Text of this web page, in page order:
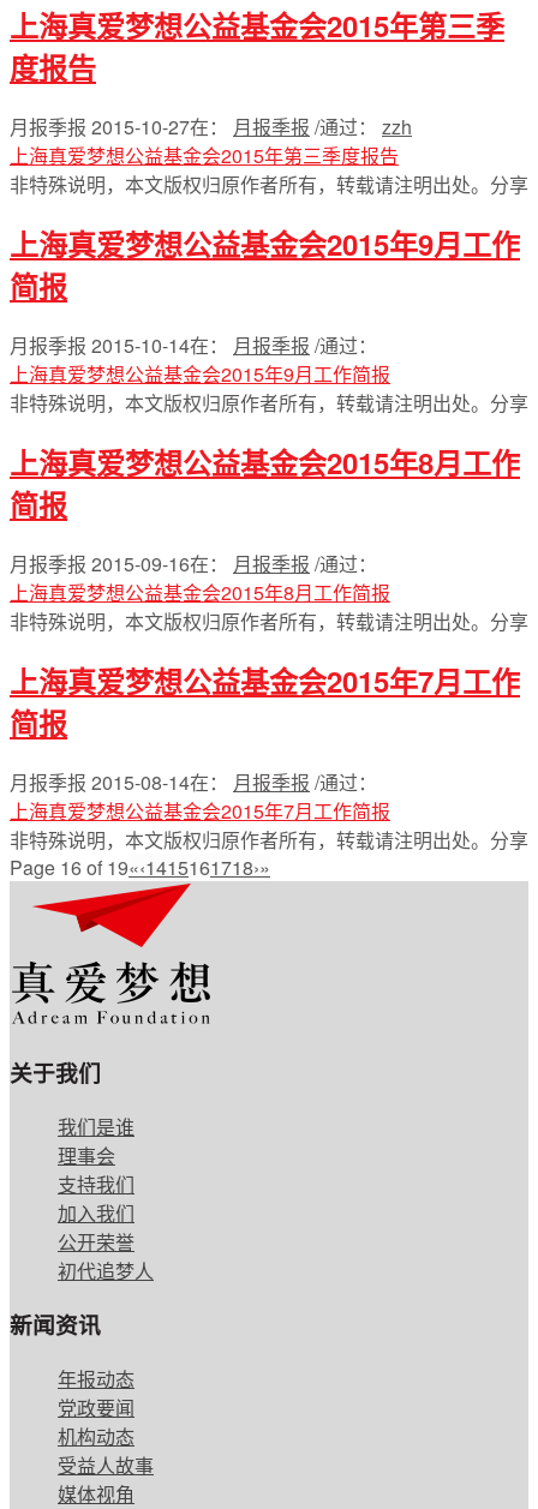
上海真爱梦想公益基金会2015年第三季
度报告
月报季报 2015-10-27在： 月报季报 /通过： zzh
上海真爱梦想公益基金会2015年第三季度报告
非特殊说明，本文版权归原作者所有，转载请注明出处。 分享
上海真爱梦想公益基金会2015年9月工作
简报
月报季报 2015-10-14在： 月报季报 /通过：
上海真爱梦想公益基金会2015年9月工作简报
非特殊说明，本文版权归原作者所有，转载请注明出处。 分享
上海真爱梦想公益基金会2015年8月工作
简报
月报季报 2015-09-16在： 月报季报 /通过：
上海真爱梦想公益基金会2015年8月工作简报
非特殊说明，本文版权归原作者所有，转载请注明出处。 分享
上海真爱梦想公益基金会2015年7月工作
简报
月报季报 2015-08-14在： 月报季报 /通过：
上海真爱梦想公益基金会2015年7月工作简报
非特殊说明，本文版权归原作者所有，转载请注明出处。 分享
Page 16 of 19«‹1415161718›»
关于我们
我们是谁
理事会
支持我们
加入我们
公开荣誉
初代追梦人
新闻资讯
年报动态
党政要闻
机构动态
受益人故事
媒体视角